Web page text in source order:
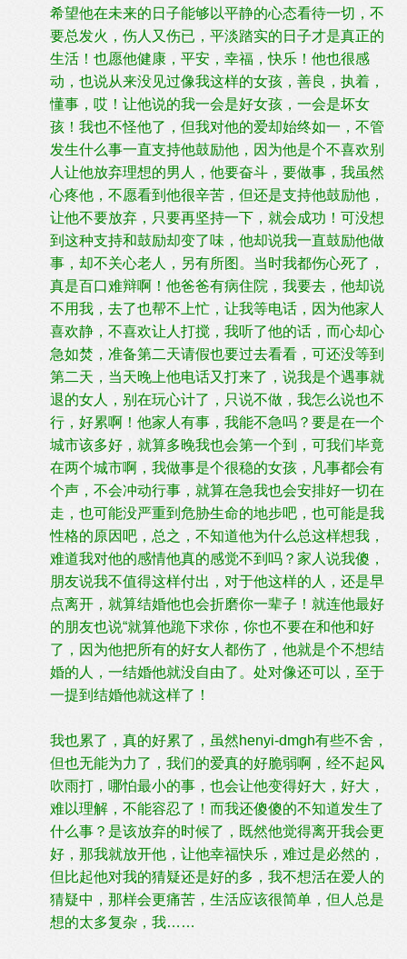
希望他在未来的日子能够以平静的心态看待一切，不
要总发火，伤人又伤已，平淡踏实的日子才是真正的
生活！也愿他健康，平安，幸福，快乐！他也很感
动，也说从来没见过像我这样的女孩，善良，执着，
懂事，哎！让他说的我一会是好女孩，一会是坏女
孩！我也不怪他了，但我对他的爱却始终如一，不管
发生什么事一直支持他鼓励他，因为他是个不喜欢别
人让他放弃理想的男人，他要奋斗，要做事，我虽然
心疼他，不愿看到他很辛苦，但还是支持他鼓励他，
让他不要放弃，只要再坚持一下，就会成功！可没想
到这种支持和鼓励却变了味，他却说我一直鼓励他做
事，却不关心老人，另有所图。当时我都伤心死了，
真是百口难辩啊！他爸爸有病住院，我要去，他却说
不用我，去了也帮不上忙，让我等电话，因为他家人
喜欢静，不喜欢让人打搅，我听了他的话，而心却心
急如焚，准备第二天请假也要过去看看，可还没等到
第二天，当天晚上他电话又打来了，说我是个遇事就
退的女人，别在玩心计了，只说不做，我怎么说也不
行，好累啊！他家人有事，我能不急吗？要是在一个
城市该多好，就算多晚我也会第一个到，可我们毕竟
在两个城市啊，我做事是个很稳的女孩，凡事都会有
个声，不会冲动行事，就算在急我也会安排好一切在
走，也可能没严重到危胁生命的地步吧，也可能是我
性格的原因吧，总之，不知道他为什么总这样想我，
难道我对他的感情他真的感觉不到吗？家人说我傻，
朋友说我不值得这样付出，对于他这样的人，还是早
点离开，就算结婚他也会折磨你一辈子！就连他最好
的朋友也说“就算他跪下求你，你也不要在和他和好
了，因为他把所有的好女人都伤了，他就是个不想结
婚的人，一结婚他就没自由了。处对像还可以，至于
一提到结婚他就这样了！
我也累了，真的好累了，虽然henyi-dmgh有些不舍，
但也无能为力了，我们的爱真的好脆弱啊，经不起风
吹雨打，哪怕最小的事，也会让他变得好大，好大，
难以理解，不能容忍了！而我还傻傻的不知道发生了
什么事？是该放弃的时候了，既然他觉得离开我会更
好，那我就放开他，让他幸福快乐，难过是必然的，
但比起他对我的猜疑还是好的多，我不想活在爱人的
猜疑中，那样会更痛苦，生活应该很简单，但人总是
想的太多复杂，我……